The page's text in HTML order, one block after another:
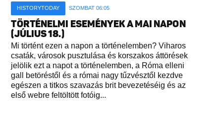
HISTORYTODAY SZOMBAT 06:05
TÖRTÉNELMI ESEMÉNYEK A MAI NAPON
(JÚLIUS 18.)
Mi történt ezen a napon a történelemben? Viharos
csaták, városok pusztulása és korszakos áttörések
jelölik ezt a napot a történelemben, a Róma elleni
gall betöréstől és a római nagy tűzvésztől kezdve
egészen a titkos szavazás brit bevezetéséig és az
első webre feltöltött fotóig...